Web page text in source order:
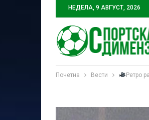
НЕДЕЛА, 9 АВГУСТ, 2026
Почетна Вести Ретро